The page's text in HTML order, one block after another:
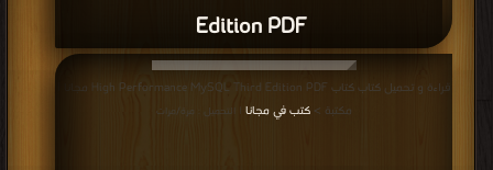
Edition PDF
قراءة و تحميل كتاب كتاب High Performance MySQL Third Edition PDF مجانا |
مكتبة >كتب في مجانا | التحميل : مرة/مرات